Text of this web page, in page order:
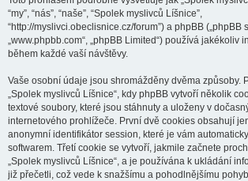
“my”, “nás”, “naše”, “Spolek myslivců Líšnice”,
“http://myslivci.obeclisnice.cz/forum”) a phpBB („phpBB
„www.phpbb.com“, „phpBB Limited“) používá jakékoliv
během každé vaší návštěvy.
Vaše osobní údaje jsou shromážděny dvěma způsoby.
„Spolek myslivců Líšnice“, kdy phpBB vytvoří několik
textové soubory, které jsou stáhnuty a uloženy v
internetového prohlížeče. První dvě cookies obsahují
anonymní identifikátor session, které je vám
softwarem. Třetí cookie se vytvoří, jakmile začnete
„Spolek myslivců Líšnice“, a je používána k ukládání
již přečetli, což vede k snažšímu a pohodlnějšímu